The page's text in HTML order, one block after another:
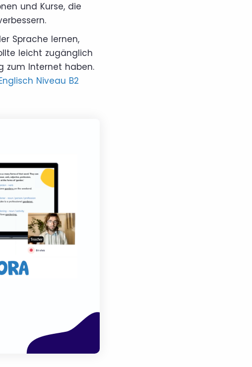
und Kurse, die
Sprache lernen,
leicht zugänglich
zum Internet haben.
Niveau B2